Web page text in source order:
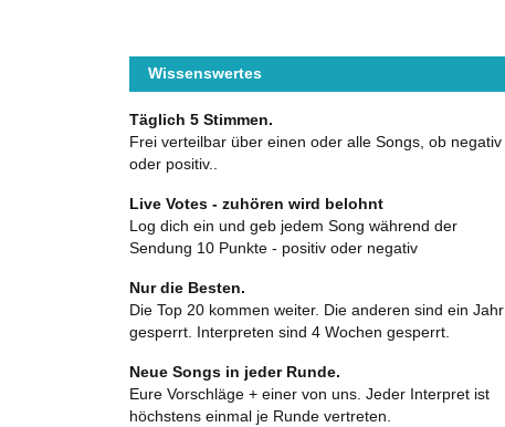
Wissenswertes
Täglich 5 Stimmen.
Frei verteilbar über einen oder alle Songs, ob negativ
oder positiv..
Live Votes - zuhören wird belohnt
Log dich ein und geb jedem Song während der
Sendung 10 Punkte - positiv oder negativ
Nur die Besten.
Die Top 20 kommen weiter. Die anderen sind ein Jahr
gesperrt. Interpreten sind 4 Wochen gesperrt.
Neue Songs in jeder Runde.
Eure Vorschläge + einer von uns. Jeder Interpret ist
höchstens einmal je Runde vertreten.